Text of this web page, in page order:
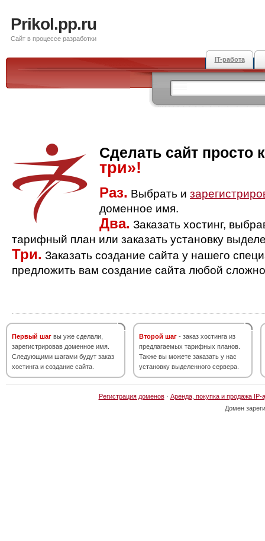
Prikol.pp.ru
Сайт в процессе разработки
IT-работа
Сделать сайт просто
три»!
Раз. Выбрать и
доменное имя.
Два. Заказать хостинг,
тарифный план или заказать установку
Три. Заказать создание сайта у нашего
предложить вам создание сайта любой
Первый шаг вы уже сделали,
зарегистрировав доменное имя.
Следующими шагами будут заказ
хостинга и создание сайта.
Второй шаг - заказ хостинга из
предлагаемых тарифных планов.
Также вы можете заказать у нас
установку выделенного сервера.
Регистрация доменов· Аренда, покупка и продажа IP-
Домен